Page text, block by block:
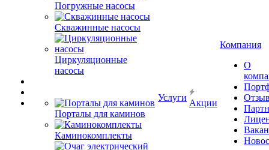
Погружные насосы
Скважинные насосы
Циркуляционные
насосы
Порталы для каминов
Каминокомплекты
Услуги
Акции
Компания
О